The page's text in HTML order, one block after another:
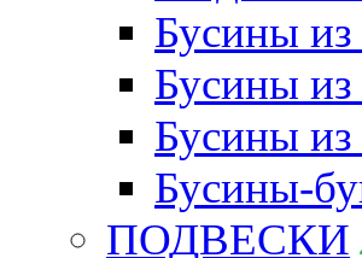
Бусины из
Бусины из
Бусины из
Бусины-
ПОДВЕСКИ